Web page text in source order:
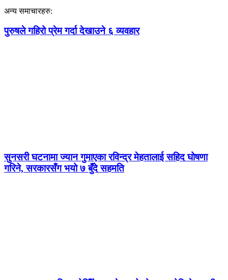
अन्य समाचारहरु:
पुरुषले गहिरो प्रेम गर्दा देखाउने ६ व्यवहार
सुनसरी घटनामा ज्यान गुमाएका रविन्द्र मेहतालाई सहिद घोषणा
गरिने, सरकारसँग भयो ७ बुँदे सहमति